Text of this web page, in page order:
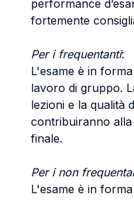
performance
fortemente
Per i frequentanti:
L'esame è in
lavoro di gruppo.
lezioni e la qualità
contribuiranno
finale.
Per i non
L'esame è in